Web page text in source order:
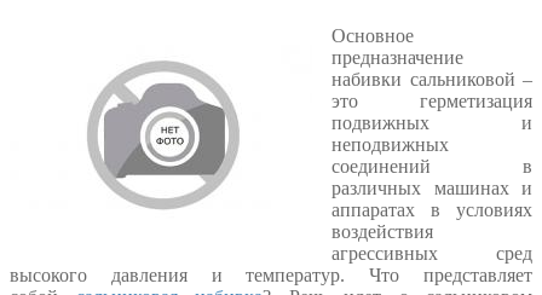
Основное
предназначение
набивки сальниковой –
это герметизация
подвижных и
неподвижных
соединений в
различных машинах и
аппаратах в условиях
воздействия
агрессивных сред
высокого давления и температур. Что представляет